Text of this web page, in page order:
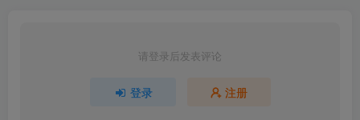
请登录后发表评论
登录 注册